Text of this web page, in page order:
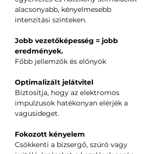
alacsonyabb, kényelmesebb
intenzitási szinteken.
Jobb vezetőképesség = jobb
eredmények.
Főbb jellemzők és előnyök
Optimalizált jelátvitel
Biztosítja, hogy az elektromos
impulzusok hatékonyan elérjék a
vagusideget.
Fokozott kényelem
Csökkenti a bizsergő, szúró vagy